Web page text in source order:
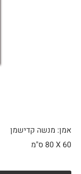
אמן: מנשה קדישמן
60 X